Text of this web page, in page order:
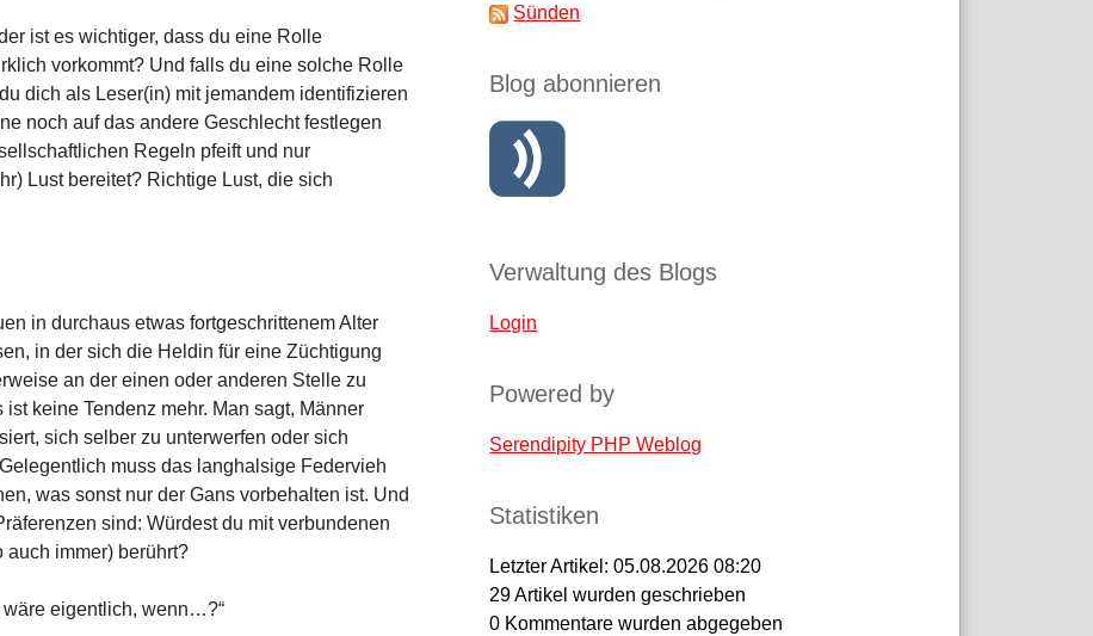
ist es wichtiger, dass du eine Rolle
vorkommt? Und falls du eine solche Rolle
dich als Leser(in) mit jemandem identifizieren
noch auf das andere Geschlecht festlegen
Regeln pfeift und nur
Lust bereitet? Richtige Lust, die sich
in durchaus etwas fortgeschrittenem Alter
in der sich die Heldin für eine Züchtigung
an der einen oder anderen Stelle zu
keine Tendenz mehr. Man sagt, Männer
sich selber zu unterwerfen oder sich
muss das langhalsige Federvieh
was sonst nur der Gans vorbehalten ist. Und
sind: Würdest du mit verbundenen
immer) berührt?
wäre eigentlich, wenn…?“
Sünden
Blog abonnieren
Verwaltung des Blogs
Login
Powered by
Serendipity PHP Weblog
Statistiken
Letzter Artikel:05.08.2026 08:20
29Artikel wurden geschrieben
0 Kommentare wurden abgegeben